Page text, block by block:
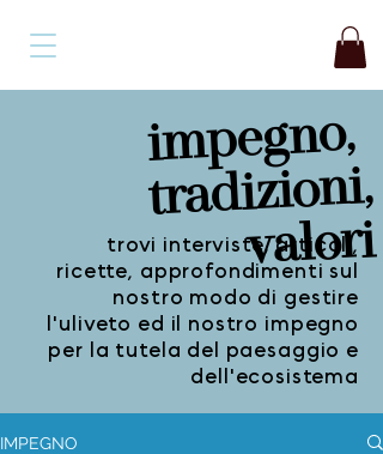
impegno,
tradizioni,
valori
trovi interviste, articoli,
ricette, approfondimenti sul
nostro modo di gestire
l'uliveto ed il nostro impegno
per la tutela del paesaggio e
dell'ecosistema
IMPEGNO